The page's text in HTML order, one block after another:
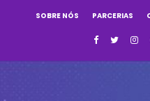
SOBRE NÓS PARCERIAS